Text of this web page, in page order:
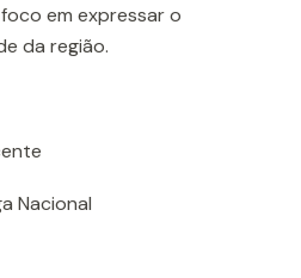
em expressar o
da região.
Nacional